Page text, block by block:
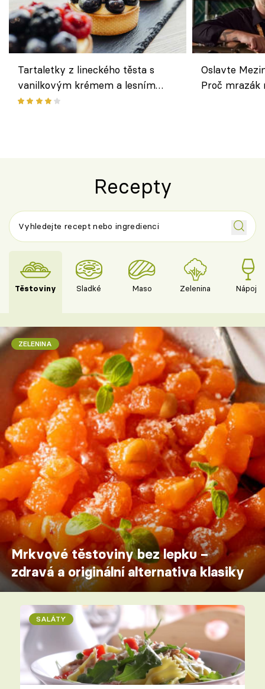
Tartaletky z lineckého těsta s
vanilkovým krémem a lesním
ovocem podle Bread Society
Oslavte
Proč
Recepty
Těstoviny Sladké Maso Zelenina Nápoje
ZELENINA
Mrkvové těstoviny bez lepku –
zdravá a originální alternativa klasiky
SALÁTY